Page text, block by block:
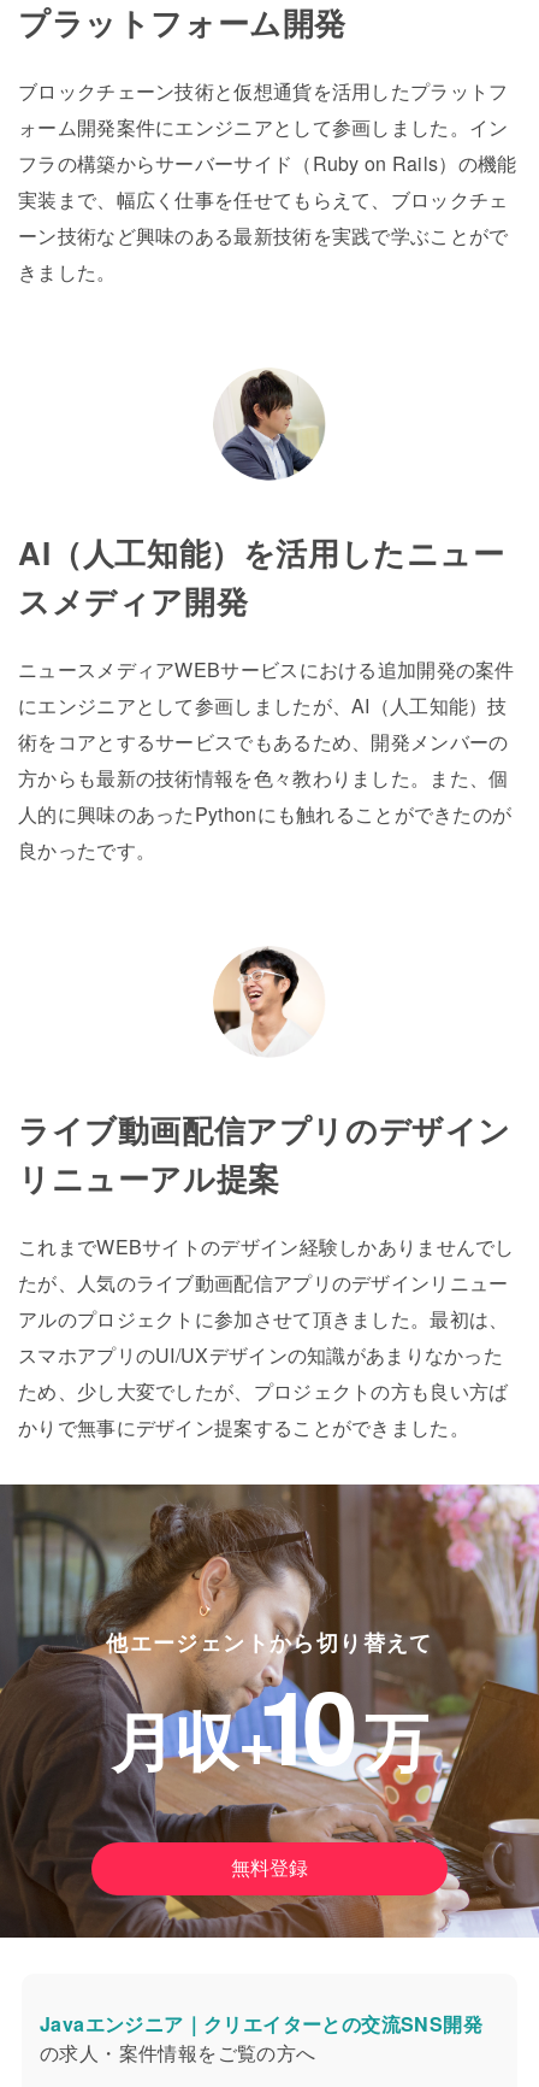
プラットフォーム開発
ブロックチェーン技術と仮想通貨を活用したプラットフ
ォーム開発案件にエンジニアとして参画しました。イン
フラの構築からサーバーサイド（Ruby on Rails）の機能
実装まで、幅広く仕事を任せてもらえて、ブロックチェ
ーン技術など興味のある最新技術を実践で学ぶことがで
きました。
AI（人工知能）を活用したニュー
スメディア開発
ニュースメディアWEBサービスにおける追加開発の案件
にエンジニアとして参画しましたが、AI（人工知能）技
術をコアとするサービスでもあるため、開発メンバーの
方からも最新の技術情報を色々教わりました。また、個
人的に興味のあったPythonにも触れることができたのが
良かったです。
ライブ動画配信アプリのデザイン
リニューアル提案
これまでWEBサイトのデザイン経験しかありませんでし
たが、人気のライブ動画配信アプリのデザインリニュー
アルのプロジェクトに参加させて頂きました。最初は、
スマホアプリのUI/UXデザインの知識があまりなかった
ため、少し大変でしたが、プロジェクトの方も良い方ば
かりで無事にデザイン提案することができました。
他エージェントから切り替えて
月収+10 万
無料登録
Javaエンジニア｜クリエイターとの交流SNS開発
の求人・案件情報をご覧の方へ